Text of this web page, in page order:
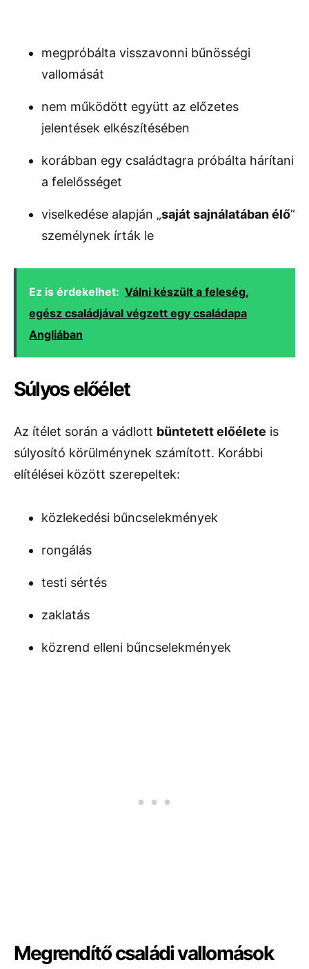
megpróbálta visszavonni bűnösségi
vallomását
nem működött együtt az előzetes
jelentések elkészítésében
korábban egy családtagra próbálta hárítani
a felelősséget
viselkedése alapján „saját sajnálatában élő”
személynek írták le
Ez is érdekelhet: Válni készült a feleség,
egész családjával végzett egy családapa
Angliában
Súlyos előélet
Az ítélet során a vádlott büntetett előélete is
súlyosító körülménynek számított. Korábbi
elítélései között szerepeltek:
közlekedési bűncselekmények
rongálás
testi sértés
zaklatás
közrend elleni bűncselekmények
Megrendítő családi vallomások